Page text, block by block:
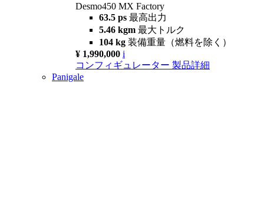
Desmo450 MX Factory
63.5 ps 最高出力
5.46 kgm 最大トルク
104 kg 装備重量（燃料を除く）
¥ 1,990,000 i
コンフィギュレーター 製品詳細
Panigale